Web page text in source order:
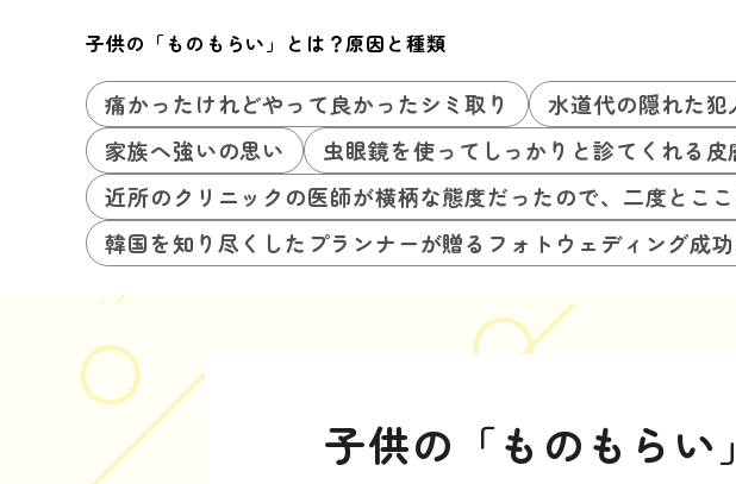
子供の「ものもらい」とは？原因と種類
痛かったけれどやって良かったシミ取り
水道代の隠れた
家族へ強いの思い
虫眼鏡を使ってしっかりと診てくれる皮
近所のクリニックの医師が横柄な態度だったので、二度とこ
韓国を知り尽くしたプランナーが贈るフォトウェディング成
子供の「ものもら